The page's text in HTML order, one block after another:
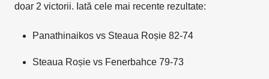
doar 2 victorii. Iată cele mai recente rezultate:
Panathinaikos vs Steaua Roșie 82-74
Steaua Roșie vs Fenerbahce 79-73